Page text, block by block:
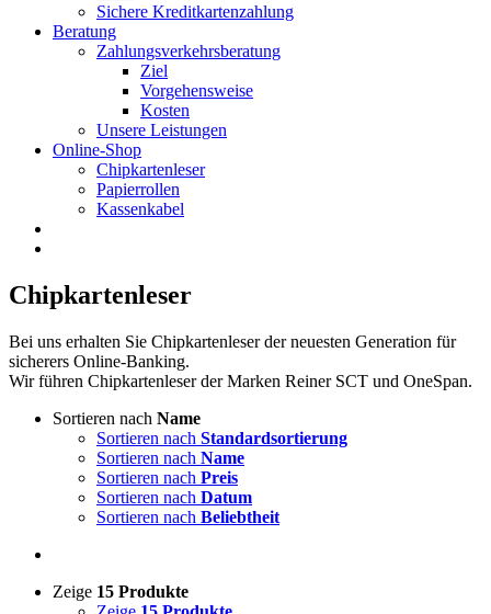
Sichere Kreditkartenzahlung
Beratung
Zahlungsverkehrsberatung
Ziel
Vorgehensweise
Kosten
Unsere Leistungen
Online-Shop
Chipkartenleser
Papierrollen
Kassenkabel
Chipkartenleser
Bei uns erhalten Sie Chipkartenleser der neuesten Generation für
sicherers Online-Banking.
Wir führen Chipkartenleser der Marken Reiner SCT und OneSpan.
Sortieren nach Name
Sortieren nach Standardsortierung
Sortieren nach Name
Sortieren nach Preis
Sortieren nach Datum
Sortieren nach Beliebtheit
Zeige 15 Produkte